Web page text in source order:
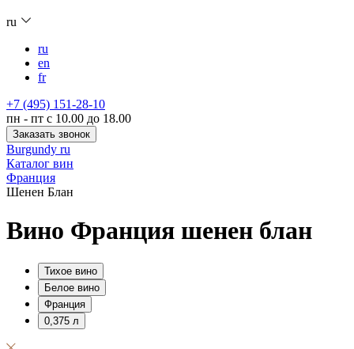
ru
ru
en
fr
+7 (495) 151-28-10
пн - пт с 10.00 до 18.00
Заказать звонок
Burgundy ru
Каталог вин
Франция
Шенен Блан
Вино Франция шенен блан
Тихое вино
Белое вино
Франция
0,375 л